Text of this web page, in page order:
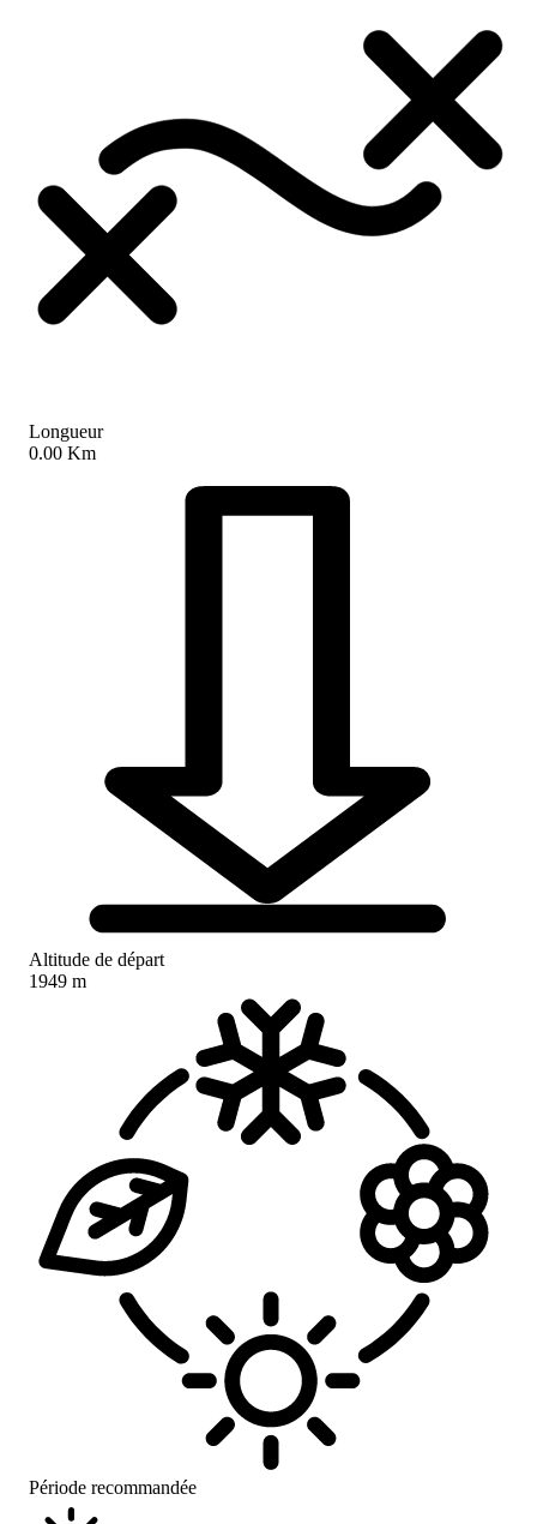
Longueur
0.00 Km
Altitude de départ
1949 m
Période recommandée